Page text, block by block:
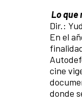
Lo que
Dir.:
En el
cine
donde